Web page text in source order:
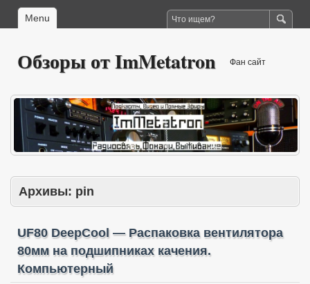
Menu
Обзоры от ImMetatron Фан сайт
Архивы: pin
UF80 DeepCool — Распаковка вентилятора
80мм на подшипниках качения.
Компьютерный